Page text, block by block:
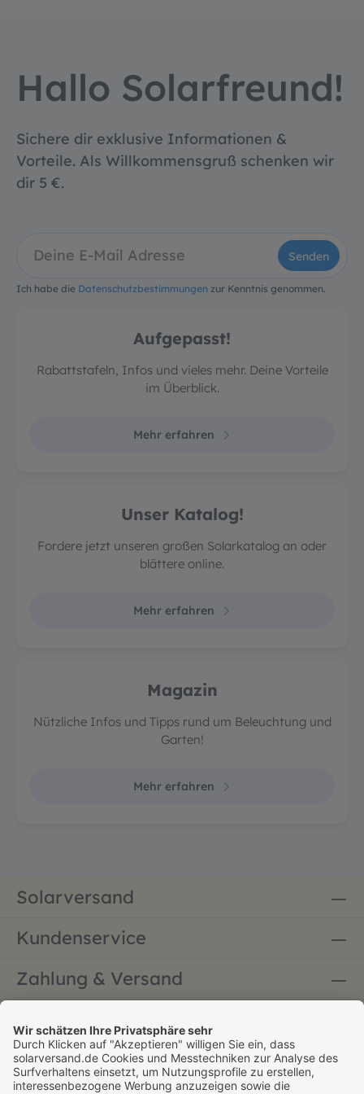
Hallo Solarfreund!
Sichere dir exklusive Informationen &
Vorteile. Als Willkommensgruß schenken wir
dir 5 €.
Senden
Ich habe die Datenschutzbestimmungen zur Kenntnis genommen.
Aufgepasst!
Rabattstafeln, Infos und vieles mehr. Deine Vorteile
im Überblick.
Mehr erfahren
Unser Katalog!
Fordere jetzt unseren großen Solarkatalog an oder
blättere online.
Mehr erfahren
Magazin
Nützliche Infos und Tipps rund um Beleuchtung und
Garten!
Mehr erfahren
Solarversand
Kundenservice
Zahlung & Versand
Bestellung widerrufen